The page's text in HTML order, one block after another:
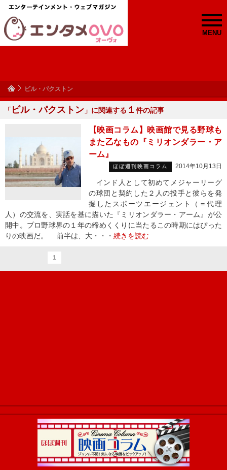
MENU
ビル・パクストン
「 ビル・パクストン 」に関連する １ 件の記事
【映画コラム】映画館で見る野球も
また乙なもの『ミリオンダラー・ア
ーム』
ほぼ週刊映画コラム 2014年10月13日
インド人として初めてメジャーリーグ
の球団と契約した２人の投手と彼らを発
掘したスポーツエージェント（＝代理
人）の交流を、実話を基に描いた『ミリオンダラー・アーム』が公
開中。プロ野球界の１年の締めくくりに当たるこの時期にはぴった
りの映画だ。 前半は、大・・・ 続きを読む
1